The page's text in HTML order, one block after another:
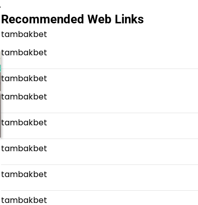
Recommended Web Links
tambakbet
tambakbet
tambakbet
tambakbet
tambakbet
tambakbet
tambakbet
tambakbet